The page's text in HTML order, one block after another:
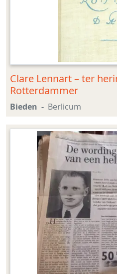
Clare Lennart – ter
Rotterdammer
Bieden Berlicum